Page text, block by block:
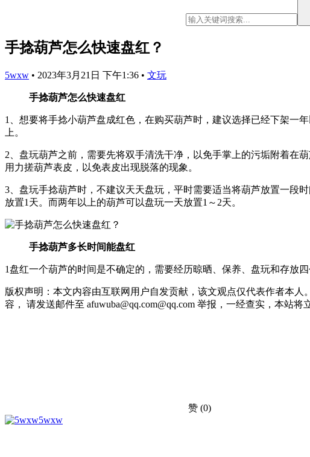
手捻葫芦怎么快速盘红？
5wxw • 2023年3月21日 下午1:36 • 文玩
手捻葫芦怎么快速盘红
1、想要将手捻小葫芦盘成红色，在购买葫芦时，建议选择已经下架一
上。
2、盘玩葫芦之前，需要先将双手清洗干净，以免手掌上的污垢附着在
用力搓葫芦表皮，以免表皮出现脱落的现象。
3、盘玩手捻葫芦时，不建议天天盘玩，平时需要适当将葫芦放置一段
放置1天。而两年以上的葫芦可以盘玩一天放置1～2天。
手捻葫芦多长时间能盘红
1盘红一个葫芦的时间是不确定的，需要经历晾晒、保养、盘玩和存放
版权声明：本文内容由互联网用户自发贡献，该文观点仅代表作者本
容， 请发送邮件至 afuwuba@qq.com@qq.com 举报，一经查实，本站
赞 (0)
5wxw